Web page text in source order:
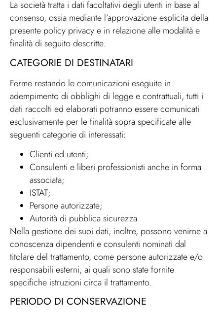
La società tratta i dati facoltativi degli utenti in base al
consenso, ossia mediante l’approvazione esplicita della
presente policy privacy e in relazione alle modalità e
finalità di seguito descritte.
CATEGORIE DI DESTINATARI
Ferme restando le comunicazioni eseguite in
adempimento di obblighi di legge e contrattuali, tutti i
dati raccolti ed elaborati potranno essere comunicati
esclusivamente per le finalità sopra specificate alle
seguenti categorie di interessati:
Clienti ed utenti;
Consulenti e liberi professionisti anche in forma
associata;
ISTAT;
Persone autorizzate;
Autorità di pubblica sicurezza
Nella gestione dei suoi dati, inoltre, possono venirne a
conoscenza dipendenti e consulenti nominati dal
titolare del trattamento, come persone autorizzate e/o
responsabili esterni, ai quali sono state fornite
specifiche istruzioni circa il trattamento.
PERIODO DI CONSERVAZIONE